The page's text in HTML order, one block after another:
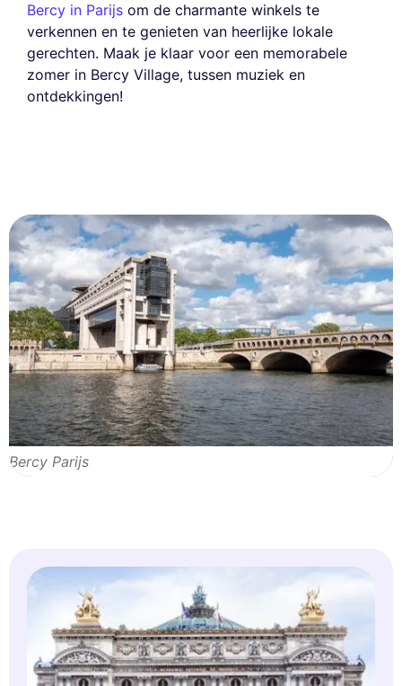
Bercy in Parijs om de charmante winkels te
verkennen en te genieten van heerlijke lokale
gerechten. Maak je klaar voor een memorabele
zomer in Bercy Village, tussen muziek en
ontdekkingen!
Bercy Parijs